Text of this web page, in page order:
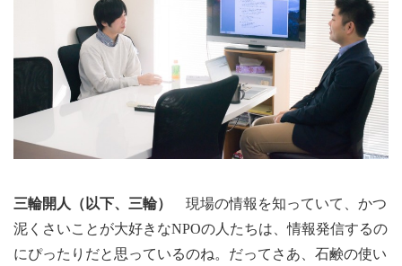
三輪開人（以下、三輪）
現場の情報を知っていて、かつ
泥くさいことが大好きなNPOの人たちは、情報発信するの
にぴったりだと思っているのね。だってさあ、石鹸の使い